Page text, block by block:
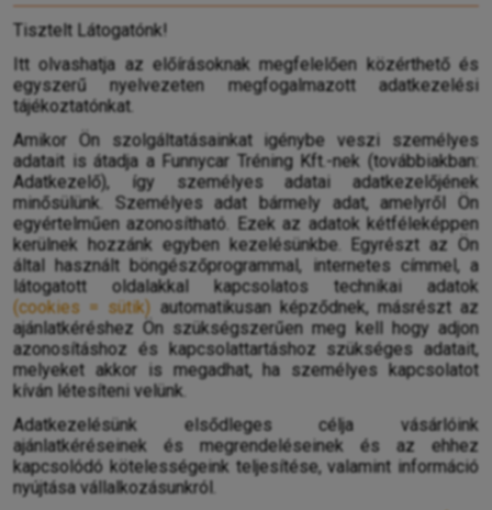
Tisztelt Látogatónk!
Itt olvashatja az előírásoknak megfelelően közérthető és
egyszerű nyelvezeten megfogalmazott adatkezelési
tájékoztatónkat.
Amikor Ön szolgáltatásainkat igénybe veszi személyes
adatait is átadja a Funnycar Tréning Kft.-nek (továbbiakban:
Adatkezelő), így személyes adatai adatkezelőjének
minősülünk. Személyes adat bármely adat, amelyről Ön
egyértelműen azonosítható. Ezek az adatok kétféleképpen
kerülnek hozzánk egyben kezelésünkbe. Egyrészt az Ön
által használt böngészőprogrammal, internetes címmel, a
látogatott oldalakkal kapcsolatos technikai adatok
(cookies = sütik) automatikusan képződnek, másrészt az
ajánlatkéréshez Ön szükségszerűen meg kell hogy adjon
azonosításhoz és kapcsolattartáshoz szükséges adatait,
melyeket akkor is megadhat, ha személyes kapcsolatot
kíván létesíteni velünk.
Adatkezelésünk elsődleges célja vásárlóink
ajánlatkéréseinek és megrendeléseinek és az ehhez
kapcsolódó kötelességeink teljesítése, valamint információ
nyújtása vállalkozásunkról.